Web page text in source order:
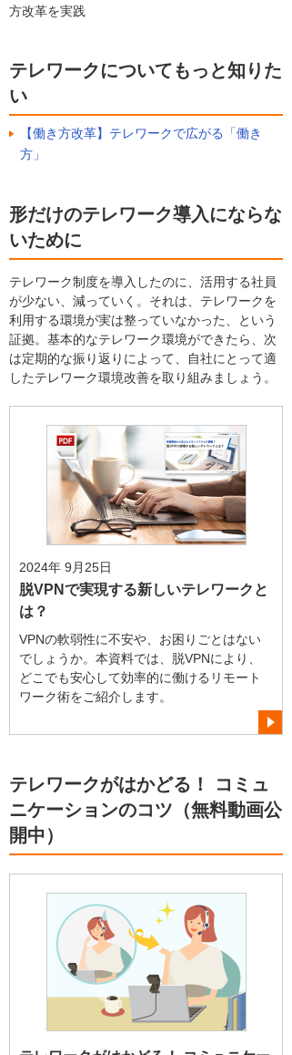
方改革を実践
テレワークについてもっと知りた
い
【働き方改革】テレワークで広がる「働き
方」
形だけのテレワーク導入にならな
いために
テレワーク制度を導入したのに、活用する社員
が少ない、減っていく。それは、テレワークを
利用する環境が実は整っていなかった、という
証拠。基本的なテレワーク環境ができたら、次
は定期的な振り返りによって、自社にとって適
したテレワーク環境改善を取り組みましょう。
2024年 9月25日
脱VPNで実現する新しいテレワークと
は？
VPNの軟弱性に不安や、お困りごとはない
でしょうか。本資料では、脱VPNにより、
どこでも安心して効率的に働けるリモート
ワーク術をご紹介します。
テレワークがはかどる！ コミュ
ニケーションのコツ（無料動画公
開中）